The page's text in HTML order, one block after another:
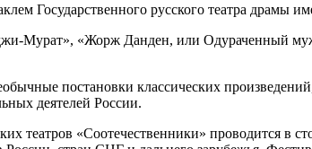
Государственного русского театра
Мурат», «Жорж Данден, или Одураченный
постановки классических
деятелей России.
театров «Соотечественники» проводится в